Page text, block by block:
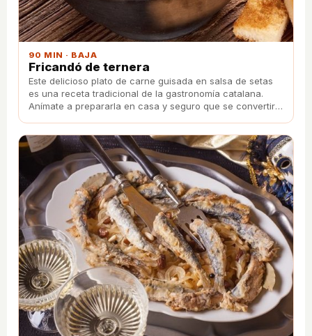
90 MIN · BAJA
Fricandó de ternera
Este delicioso plato de carne guisada en salsa de setas
es una receta tradicional de la gastronomía catalana.
Anímate a prepararla en casa y seguro que se convertirá